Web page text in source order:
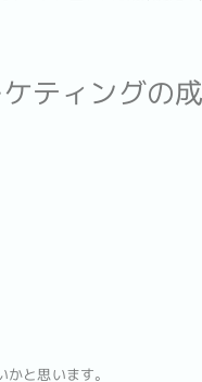
ティングの
と思います。